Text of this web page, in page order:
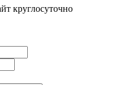
круглосуточно